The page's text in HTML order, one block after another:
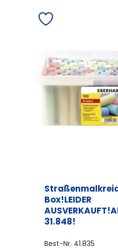
Box!LEIDER
31.848!
Best-Nr. 41.835